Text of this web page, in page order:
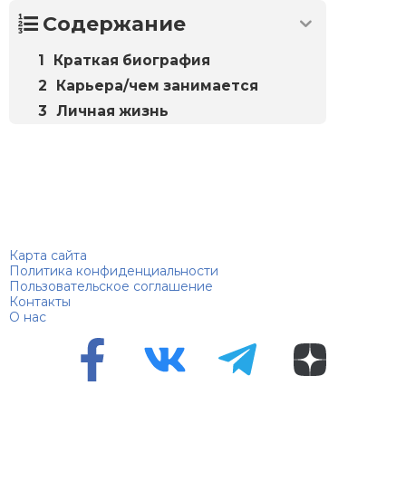
Содержание
Краткая биография
Карьера/чем занимается
Личная жизнь
Карта сайта
Политика конфиденциальности
Пользовательское соглашение
Контакты
О нас